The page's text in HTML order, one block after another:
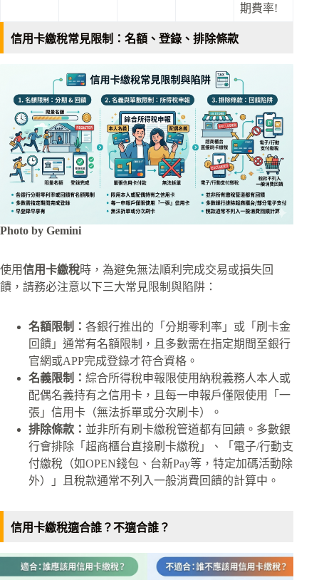
期費率!
信用卡繳稅常見限制：名額、登錄、排除條款
Photo by Gemini
使用信用卡繳稅時，為避免無法順利完成交易或損失回
饋，請務必注意以下三大常見限制與陷阱：
名額限制： 各銀行推出的「分期零利率」或「刷卡金
回饋」通常有名額限制，且多數需在指定期間至銀行
官網或APP完成登錄才符合資格。
名義限制： 綜合所得稅申報限使用納稅義務人本人或
配偶名義持有之信用卡，且每一申報戶僅限使用「一
張」信用卡（無法拆單或分次刷卡）。
排除條款： 並非所有刷卡繳稅管道都有回饋。多數銀
行會排除「超商櫃台直接刷卡繳稅」、「電子/行動支
付繳稅（如OPEN錢包、台新Pay等，特定加碼活動除
外）」且稅款通常不列入一般消費回饋的計算中。
信用卡繳稅適合誰？不適合誰？